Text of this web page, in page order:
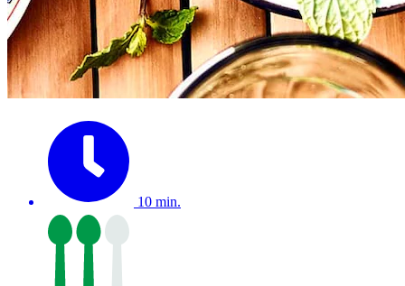
10 min.